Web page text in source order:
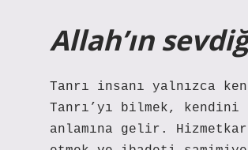
Allah’ın
Tanrı insanı yalnızca
Tanrı’yı ​​bilmek, kendini
anlamına gelir.